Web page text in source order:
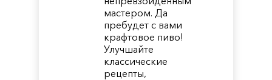
мастером. Да
пребудет с вами
крафтовое пиво!
Улучшайте
классические
рецепты,